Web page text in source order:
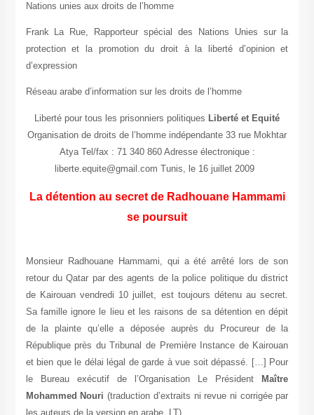
Nations unies aux droits de l’homme
Frank La Rue, Rapporteur spécial des Nations Unies sur la
protection et la promotion du droit à la liberté d’opinion et
d’expression
Réseau arabe d’information sur les droits de l’homme
Liberté pour tous les prisonniers politiques Liberté et Equité
Organisation de droits de l’homme indépendante 33 rue Mokhtar
Atya Tel/fax : 71 340 860 Adresse électronique :
liberte.equite@gmail.com Tunis, le 16 juillet 2009
La détention au secret de Radhouane Hammami
se poursuit
Monsieur Radhouane Hammami, qui a été arrêté lors de son
retour du Qatar par des agents de la police politique du district
de Kairouan vendredi 10 juillet, est toujours détenu au secret.
Sa famille ignore le lieu et les raisons de sa détention en dépit
de la plainte qu’elle a déposée auprès du Procureur de la
République près du Tribunal de Première Instance de Kairouan
et bien que le délai légal de garde à vue soit dépassé. […] Pour
le Bureau exécutif de l’Organisation Le Président
Maître
Mohammed Nouri (traduction d’extraits ni revue ni corrigée par
les auteurs de la version en arabe, LT)